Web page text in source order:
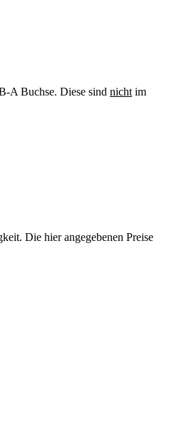
A Buchse. Diese sind nicht im
Die hier angegebenen Preise